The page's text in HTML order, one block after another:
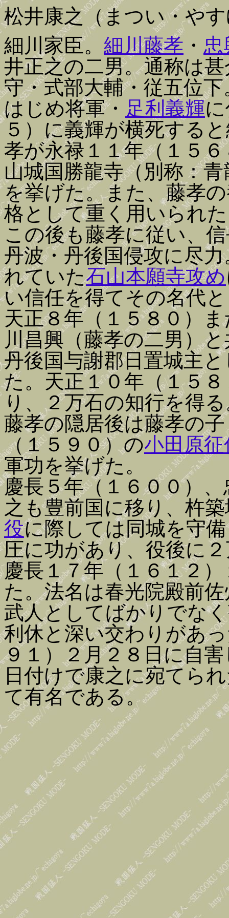
松井康之（まつい・や
細川家臣。 細川藤孝 ・ 忠
井正之の二男。通称は
守・式部大輔・従五位下
はじめ将軍・ 足利義輝
５）に義輝が横死する
孝が永禄１１年（１５
山城国勝龍寺（別称：
を挙げた。また、藤孝
格として重く用いられ
この後も藤孝に従い、
丹波・丹後国侵攻に尽
れていた石山本願寺攻め
い信任を得てその名代
天正８年（１５８０）
川昌興（藤孝の二男）
丹後国与謝郡日置城主
た。天正１０年（１５
り、２万石の知行を得
藤孝の隠居後は藤孝の
（１５９０）の小田原征
軍功を挙げた。
慶長５年（１６００）
之も豊前国に移り、杵
役に際しては同城を守
圧に功があり、役後に
慶長１７年（１６１２
た。法名は春光院殿前
武人としてばかりでな
利休と深い交わりがあ
９１）２月２８日に自
日付けで康之に宛てら
て有名である。